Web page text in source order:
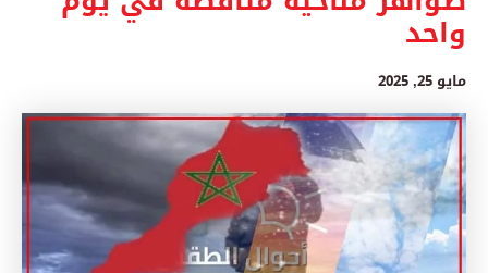
واحد
مايو 25, 2025